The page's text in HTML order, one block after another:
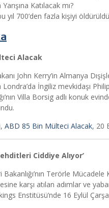
Katılacak mı?
yıl 700’den fazla kişiyi
Alacak
John Kerry’in Almanya
Londra’da İngiliz mevkidaşı
Villa Borsig adlı konuk
ABD 85 Bin Mülteci Alacak, 20
Ciddiye Alıyor’
Bakanlığı’nın Terörle
karşı atılan adımlar ve
Enstitüsü’nde 16 Eylül